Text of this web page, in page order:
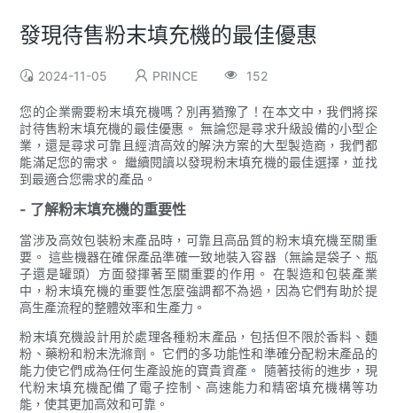
發現待售粉末填充機的最佳優惠
2024-11-05 PRINCE 152
您的企業需要粉末填充機嗎？別再猶豫了！在本文中，我們將探
討待售粉末填充機的最佳優惠。 無論您是尋求升級設備的小型企
業，還是尋求可靠且經濟高效的解決方案的大型製造商，我們都
能滿足您的需求。 繼續閱讀以發現粉末填充機的最佳選擇，並找
到最適合您需求的產品。
- 了解粉末填充機的重要性
當涉及高效包裝粉末產品時，可靠且高品質的粉末填充機至關重
要。 這些機器在確保產品準確一致地裝入容器（無論是袋子、瓶
子還是罐頭）方面發揮著至關重要的作用。 在製造和包裝產業
中，粉末填充機的重要性怎麼強調都不為過，因為它們有助於提
高生產流程的整體效率和生產力。
粉末填充機設計用於處理各種粉末產品，包括但不限於香料、麵
粉、藥粉和粉末洗滌劑。 它們的多功能性和準確分配粉末產品的
能力使它們成為任何生產設施的寶貴資產。 隨著技術的進步，現
代粉末填充機配備了電子控制、高速能力和精密填充機構等功
能，使其更加高效和可靠。